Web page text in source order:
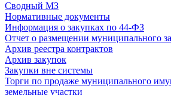
Сводный МЗ
Нормативные документы
Информация о закупках по 44-ФЗ
Отчет о размещении муниципального
Архив реестра контрактов
Архив закупок
Закупки вне системы
Торги по продаже муниципального
земельные участки